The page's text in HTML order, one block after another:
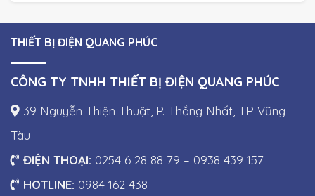
THIẾT BỊ ĐIỆN QUANG PHÚC
CÔNG TY TNHH THIẾT BỊ ĐIỆN QUANG PHÚC
39 Nguyễn Thiện Thuật, P. Thắng Nhất, TP Vũng
Tàu
ĐIỆN THOẠI: 0254 6 28 88 79 – 0938 439 157
HOTLINE: 0984 162 438